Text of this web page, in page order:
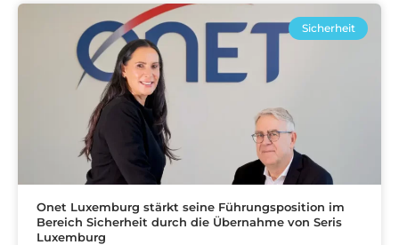
Sicherheit
Onet Luxemburg stärkt seine Führungsposition im
Bereich Sicherheit durch die Übernahme von Seris
Luxemburg